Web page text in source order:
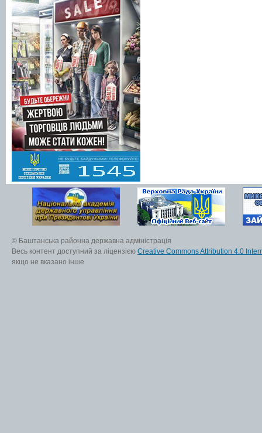
© Баштанська районна державна адміністрація
Весь контент доступний за ліцензією Creative Commons Attribution 4.0
якщо не вказано інше